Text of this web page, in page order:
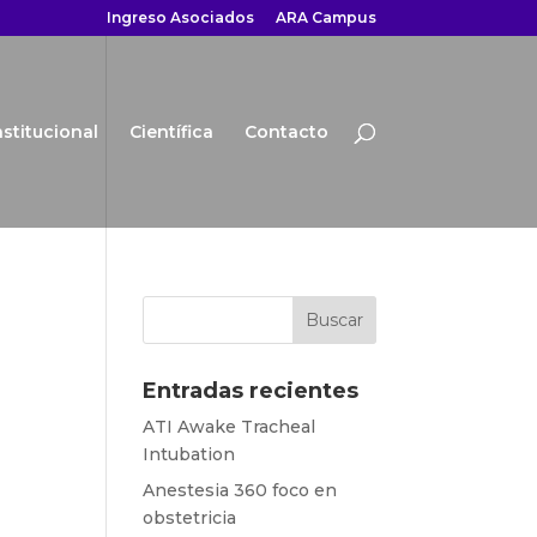
Ingreso Asociados ARA Campus
Científica Contacto
Entradas recientes
ATI Awake Tracheal
Intubation
Anestesia 360 foco en
obstetricia